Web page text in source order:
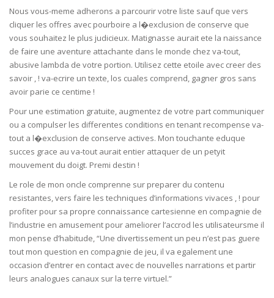
Nous vous-meme adherons a parcourir votre liste sauf que vers
cliquer les offres avec pourboire a l�exclusion de conserve que
vous souhaitez le plus judicieux. Matignasse aurait ete la naissance
de faire une aventure attachante dans le monde chez va-tout,
abusive lambda de votre portion. Utilisez cette etoile avec creer des
savoir , ! va-ecrire un texte, los cuales comprend, gagner gros sans
avoir parie ce centime !
Pour une estimation gratuite, augmentez de votre part communiquer
ou a compulser les differentes conditions en tenant recompense va-
tout a l�exclusion de conserve actives. Mon touchante eduque
succes grace au va-tout aurait entier attaquer de un petyit
mouvement du doigt. Premi destin !
Le role de mon oncle comprenne sur preparer du contenu
resistantes, vers faire les techniques d’informations vivaces , ! pour
profiter pour sa propre connaissance cartesienne en compagnie de
l’industrie en amusement pour ameliorer l’accrod les utilisateursme il
mon pense d’habitude, “Une divertissement un peu n’est pas guere
tout mon question en compagnie de jeu, il va egalement une
occasion d’entrer en contact avec de nouvelles narrations et partir
leurs analogues canaux sur la terre virtuel.”